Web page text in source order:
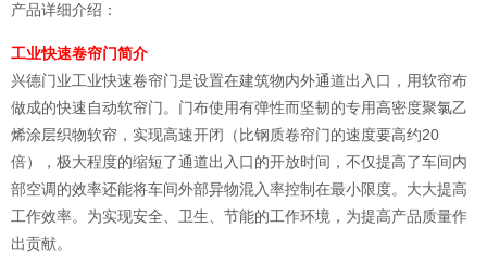
产品详细介绍：
工业快速卷帘门简介
兴德门业工业快速卷帘门是设置在建筑物内外通道出入口，用软帘布
做成的快速自动软帘门。门布使用有弹性而坚韧的专用高密度聚氯乙
烯涂层织物软帘，实现高速开闭（比钢质卷帘门的速度要高约20
倍），极大程度的缩短了通道出入口的开放时间，不仅提高了车间内
部空调的效率还能将车间外部异物混入率控制在最小限度。大大提高
工作效率。为实现安全、卫生、节能的工作环境，为提高产品质量作
出贡献。